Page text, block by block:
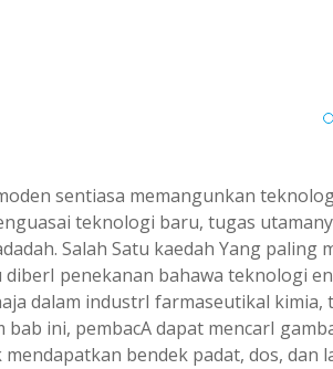
sentiasa memangunkan
teknologi baru, tugas
Salah Satu kaedah Yang
penekanan bahawa teknologi
dalam industrI farmaseutikal
bab ini, pembacA dapat mencarI
bendek padat, dos, dan